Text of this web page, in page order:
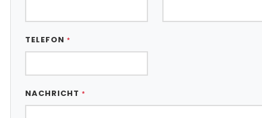
TELEFON *
NACHRICHT *